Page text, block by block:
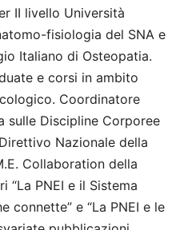
II livello Università
fisiologia del SNA e
Italiano di Osteopatia.
e corsi in ambito
Coordinatore
sulle Discipline Corporee
Nazionale della
Collaboration della
“La PNEI e il Sistema
connette” e “La PNEI e le